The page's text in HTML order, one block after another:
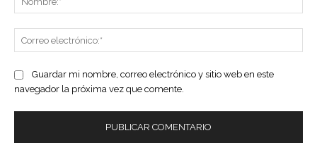
Guardar mi nombre, correo electrónico y sitio web en este
navegador la próxima vez que comente.